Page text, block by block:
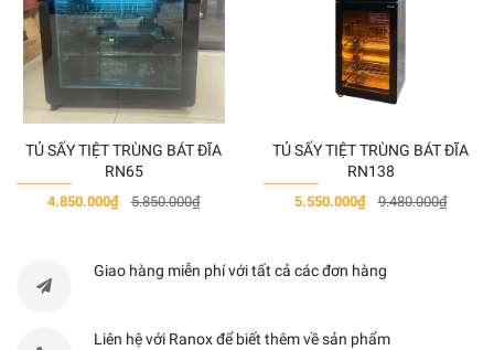
Động cơ 2
Đèn
TỦ SẤY TIỆT TRÙNG BÁT ĐĨA
RN65
4.850.000₫ 5.850.000₫
TỦ SẤY TIỆT TRÙNG BÁT ĐĨA
RN138
5.550.000₫ 9.480.000₫
Giao hàng miễn phí với tất cả các đơn hàng
Liên hệ với Ranox để biết thêm về sản phẩm